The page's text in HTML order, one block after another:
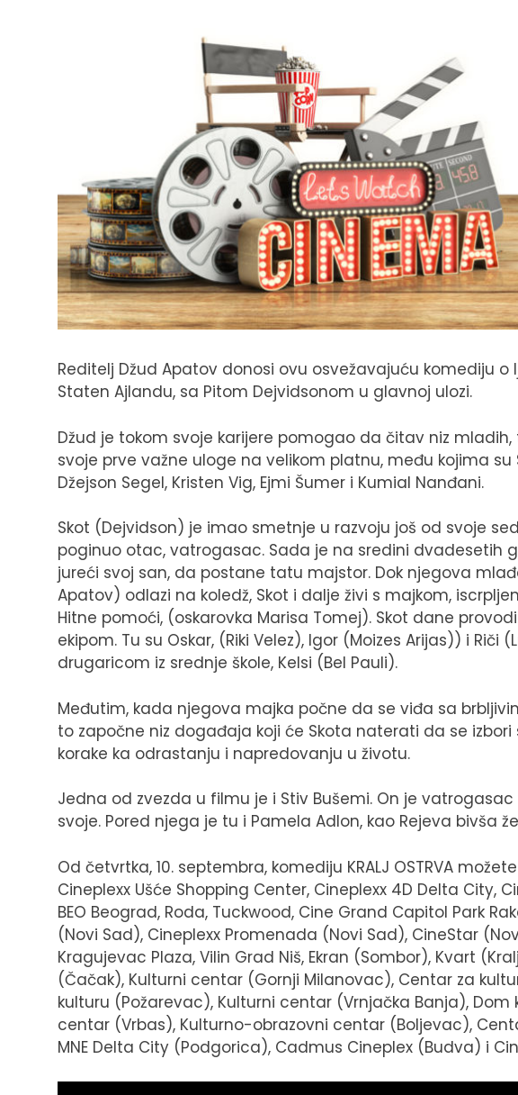
Reditelj Džud Apatov donosi ovu osvežavajuću komediju
Staten Ajlandu, sa Pitom Dejvidsonom u glavnoj ulozi.
Džud je tokom svoje karijere pomogao da čitav niz
svoje prve važne uloge na velikom platnu, među kojima su
Džejson Segel, Kristen Vig, Ejmi Šumer i Kumial Nanđani.
Skot (Dejvidson) je imao smetnje u razvoju još od svoje
poginuo otac, vatrogasac. Sada je na sredini dvadesetih
jureći svoj san, da postane tatu majstor. Dok njegova
Apatov) odlazi na koledž, Skot i dalje živi s majkom,
Hitne pomoći, (oskarovka Marisa Tomej). Skot dane
ekipom. Tu su Oskar, (Riki Velez), Igor (Moizes Arijas)) i Riči
drugaricom iz srednje škole, Kelsi (Bel Pauli).
Međutim, kada njegova majka počne da se viđa sa
to započne niz događaja koji će Skota naterati da se
korake ka odrastanju i napredovanju u životu.
Jedna od zvezda u filmu je i Stiv Bušemi. On je
svoje. Pored njega je tu i Pamela Adlon, kao Rejeva bivša
Od četvrtka, 10. septembra, komediju KRALJ OSTRVA
Cineplexx Ušće Shopping Center, Cineplexx 4D Delta City,
BEO Beograd, Roda, Tuckwood, Cine Grand Capitol Park
(Novi Sad), Cineplexx Promenada (Novi Sad), CineStar
Kragujevac Plaza, Vilin Grad Niš, Ekran (Sombor), Kvart
(Čačak), Kulturni centar (Gornji Milanovac), Centar za
kulturu (Požarevac), Kulturni centar (Vrnjačka Banja), Dom
centar (Vrbas), Kulturno-obrazovni centar (Boljevac),
MNE Delta City (Podgorica), Cadmus Cineplex (Budva) i